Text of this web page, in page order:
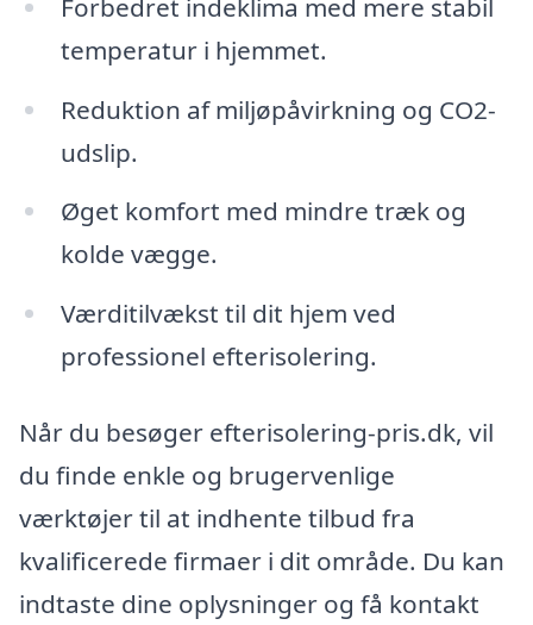
Forbedret indeklima med mere stabil
temperatur i hjemmet.
Reduktion af miljøpåvirkning og CO2-
udslip.
Øget komfort med mindre træk og
kolde vægge.
Værditilvækst til dit hjem ved
professionel efterisolering.
Når du besøger efterisolering-pris.dk, vil
du finde enkle og brugervenlige
værktøjer til at indhente tilbud fra
kvalificerede firmaer i dit område. Du kan
indtaste dine oplysninger og få kontakt